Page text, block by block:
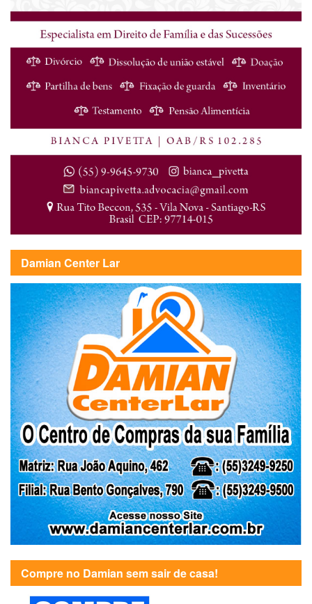
Damian Center Lar
Compre no Damian sem sair de casa!